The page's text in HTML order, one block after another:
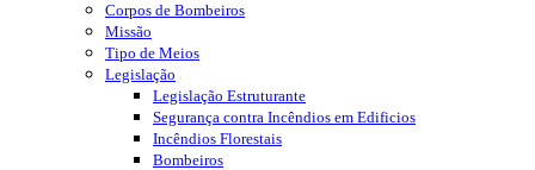
Corpos de Bombeiros
Missão
Tipo de Meios
Legislação
Legislação Estruturante
Segurança contra Incêndios em Edificios
Incêndios Florestais
Bombeiros